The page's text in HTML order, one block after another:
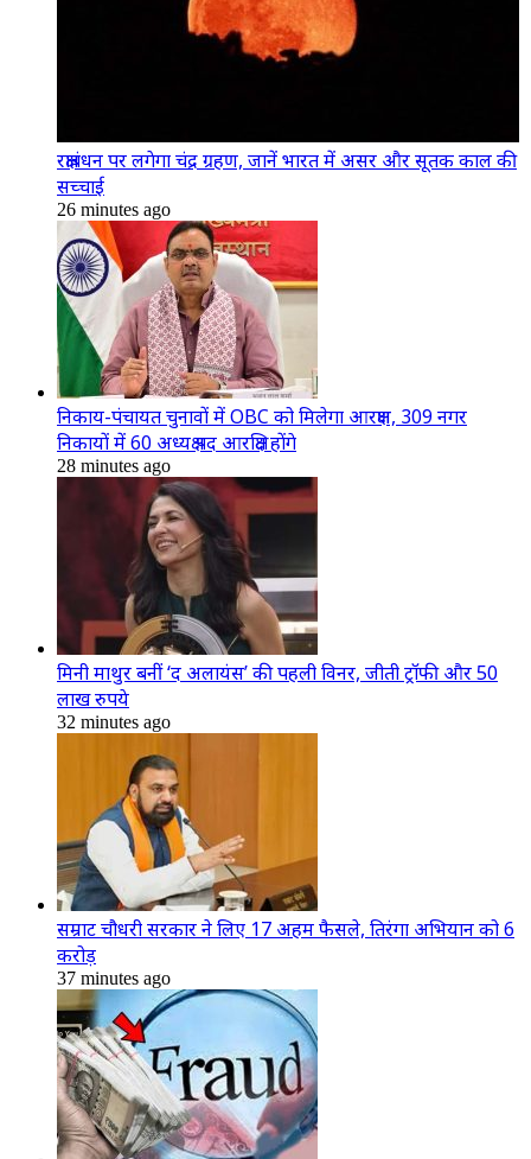
रक्षाबंधन पर लगेगा चंद्र ग्रहण, जानें भारत में असर और सूतक काल की
सच्चाई
26 minutes ago
निकाय-पंचायत चुनावों में OBC को मिलेगा आरक्षण, 309 नगर
निकायों में 60 अध्यक्ष पद आरक्षित होंगे
28 minutes ago
मिनी माथुर बनीं ‘द अलायंस’ की पहली विनर, जीती ट्रॉफी और 50
लाख रुपये
32 minutes ago
सम्राट चौधरी सरकार ने लिए 17 अहम फैसले, तिरंगा अभियान को 6
करोड़
37 minutes ago